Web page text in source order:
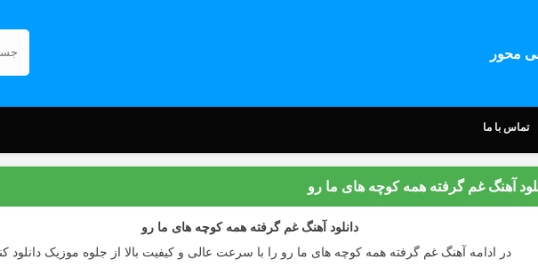
محور
تماس با ما
آهنگ غم گرفته همه کوچه های ما رو
دانلود آهنگ غم گرفته همه کوچه های ما رو
در ادامه آهنگ غم گرفته همه کوچه های ما رو را با سرعت عالی و کیفیت بالا از جلوه موزیک دانلود